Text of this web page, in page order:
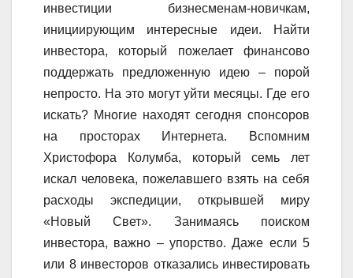
инвестиции бизнесменам-новичкам,
инициирующим интересные идеи. Найти
инвестора, который пожелает финансово
поддержать предложенную идею – порой
непросто. На это могут уйти месяцы. Где его
искать? Многие находят сегодня спонсоров
на просторах Интернета. Вспомним
Христофора Колумба, который семь лет
искал человека, пожелавшего взять на себя
расходы экспедиции, открывшей миру
«Новый Свет». Занимаясь поиском
инвестора, важно – упорство. Даже если 5
или 8 инвесторов отказались инвестировать